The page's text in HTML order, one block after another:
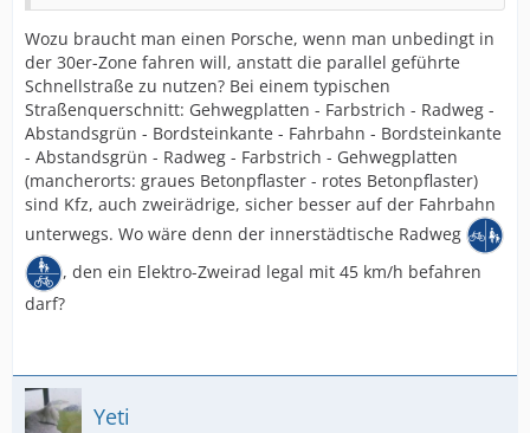
Wozu braucht man einen Porsche, wenn man unbedingt in
der 30er-Zone fahren will, anstatt die parallel geführte
Schnellstraße zu nutzen? Bei einem typischen
Straßenquerschnitt: Gehwegplatten - Farbstrich - Radweg -
Abstandsgrün - Bordsteinkante - Fahrbahn - Bordsteinkante
- Abstandsgrün - Radweg - Farbstrich - Gehwegplatten
(mancherorts: graues Betonpflaster - rotes Betonpflaster)
sind Kfz, auch zweirädrige, sicher besser auf der Fahrbahn
unterwegs. Wo wäre denn der innerstädtische Radweg
, den ein Elektro-Zweirad legal mit 45 km/h befahren
darf?
Yeti